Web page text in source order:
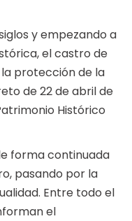
y empezando a
el castro de
protección de la
de 22 de abril de
Histórico
forma continuada
pasando por la
Entre todo el
el